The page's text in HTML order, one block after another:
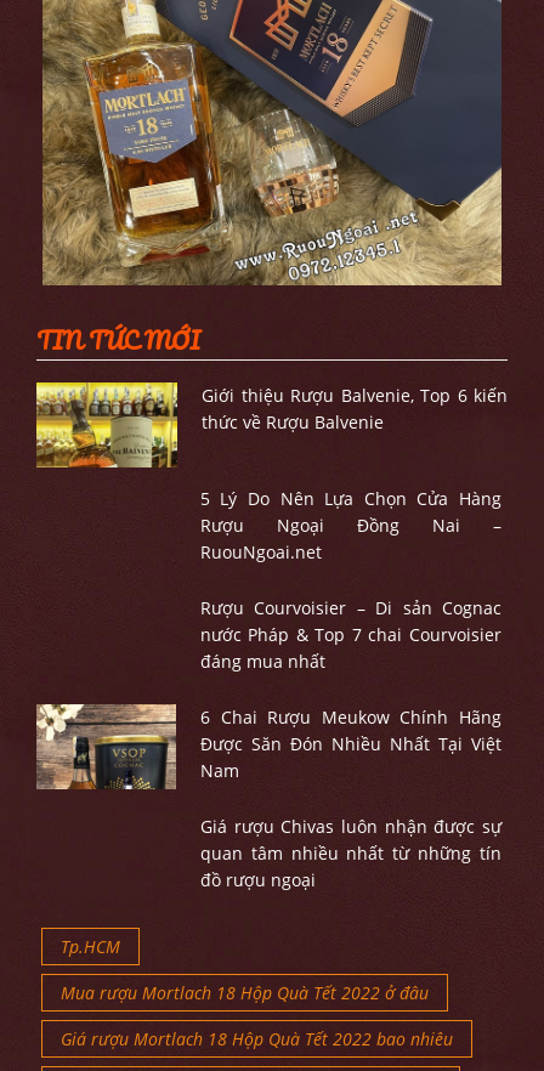
TIN TỨC MỚI
Giới thiệu Rượu Balvenie, Top 6 kiến
thức về Rượu Balvenie
5 Lý Do Nên Lựa Chọn Cửa Hàng
Rượu Ngoại Đồng Nai –
RuouNgoai.net
Rượu Courvoisier – Di sản Cognac
nước Pháp & Top 7 chai Courvoisier
đáng mua nhất
6 Chai Rượu Meukow Chính Hãng
Được Săn Đón Nhiều Nhất Tại Việt
Nam
Giá rượu Chivas luôn nhận được sự
quan tâm nhiều nhất từ những tín
đồ rượu ngoại
Tp.HCM
Mua rượu Mortlach 18 Hộp Quà Tết 2022 ở đâu
Giá rượu Mortlach 18 Hộp Quà Tết 2022 bao nhiêu